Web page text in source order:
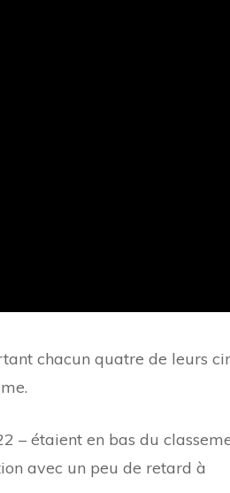
chacun quatre de leurs
– étaient en bas du
avec un peu de retard à